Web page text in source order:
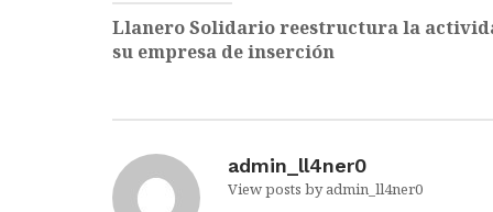
Llanero Solidario reestructura la
su empresa de inserción
admin_ll4ner0
View posts by admin_ll4ner0